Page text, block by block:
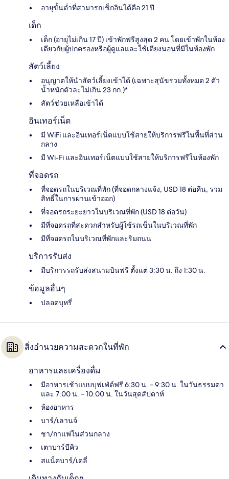
อายุขั้นต่ำที่สามารถเช็กอินได้คือ 21 ปี
เด็ก
เด็ก (อายุไม่เกิน 17 ปี) เข้าพักฟรีสูงสุด 2 คน โดยเข้าพักในห้อง
เดียวกับผู้ปกครองหรือผู้ดูแลและใช้เตียงนอนที่มีในห้องพัก
สัตว์เลี้ยง
อนุญาตให้นำสัตว์เลี้ยงเข้าได้ (เฉพาะสุนัขรวมทั้งหมด 2 ตัว
น้ำหนักตัวละไม่เกิน 23 กก.)*
สัตว์ช่วยเหลือเข้าได้
อินเทอร์เน็ต
มี WiFi และอินเทอร์เน็ตแบบใช้สายให้บริการฟรีในพื้นที่ส่วน
กลาง
มี Wi-Fi และอินเทอร์เน็ตแบบใช้สายให้บริการฟรีในห้องพัก
ที่จอดรถ
ที่จอดรถในบริเวณที่พัก (ที่จอดกลางแจ้ง, USD 18 ต่อคืน, รวม
สิทธิ์ในการผ่านเข้าออก)
ที่จอดรถระยะยาวในบริเวณที่พัก (USD 18 ต่อวัน)
มีที่จอดรถที่สะดวกสำหรับผู้ใช้รถเข็นในบริเวณที่พัก
มีที่จอดรถในบริเวณที่พักและริมถนน
บริการรับส่ง
มีบริการรถรับส่งสนามบินฟรี ตั้งแต่ 3:30 น. ถึง 1:30 น.
ข้อมูลอื่นๆ
ปลอดบุหรี่
สิ่งอำนวยความสะดวกในที่พัก
อาหารและเครื่องดื่ม
มีอาหารเช้าแบบบุฟเฟ่ต์ฟรี 6:30 น. – 9:30 น. ในวันธรรมดา
และ 7:00 น. – 10:00 น. ในวันสุดสัปดาห์
ห้องอาหาร
บาร์/เลานจ์
ชา/กาแฟในส่วนกลาง
เตาบาร์บีคิว
สแน็คบาร์/เดลี่